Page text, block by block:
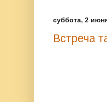
суббота, 2
Встреча